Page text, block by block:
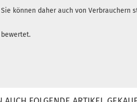
können daher auch von Verbrauchern